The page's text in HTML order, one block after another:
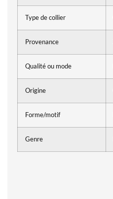
Type de collier
Provenance
Qualité ou mode
Origine
Forme/motif
Genre